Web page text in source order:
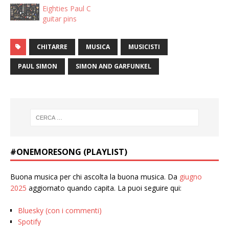
reasonable price, please
get in touch. Gibson
might consider a nice
Custom Shop guitar or a
vintage one…
Eighties Paul C
guitar pins
CHITARRE MUSICA MUSICISTI
PAUL SIMON SIMON AND GARFUNKEL
#ONEMORESONG (PLAYLIST)
Buona musica per chi ascolta la buona musica. Da giugno
2025 aggiornato quando capita. La puoi seguire qui:
Bluesky (con i commenti)
Spotify